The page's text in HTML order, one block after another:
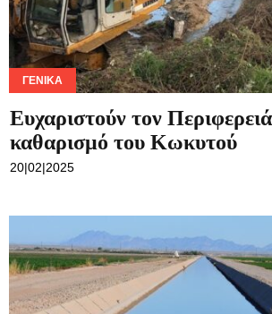
ΓΕΝΙΚΆ
Ευχαριστούν τον
καθαρισμό του Κωκυτού
20|02|2025